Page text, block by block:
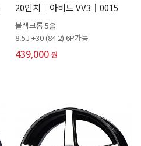
20인치│아비드 VV3│0015
블랙크롬 5홀
8.5J +30 (84.2) 6P가능
439,000 원